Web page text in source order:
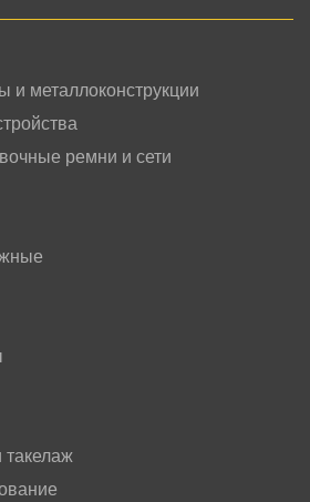
и металлоконструкции
ремни и сети
такелаж